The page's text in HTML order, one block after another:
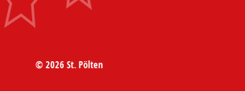
© 2026 St. Pölten